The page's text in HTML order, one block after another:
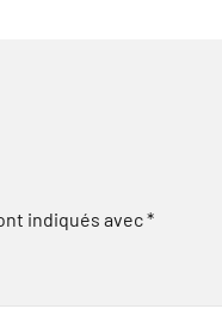
indiqués avec*